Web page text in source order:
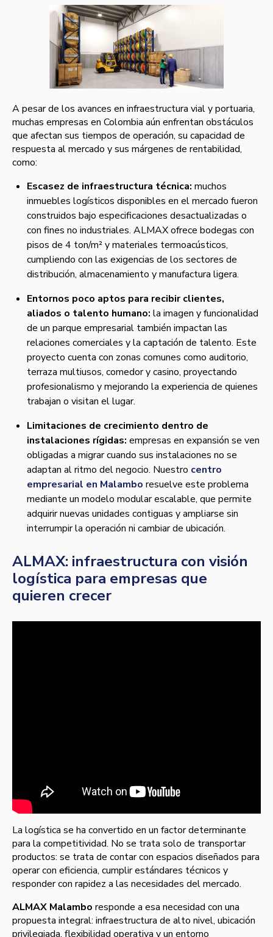
A pesar de los avances en infraestructura vial y portuaria,
muchas empresas en Colombia aún enfrentan obstáculos
que afectan sus tiempos de operación, su capacidad de
respuesta al mercado y sus márgenes de rentabilidad,
como:
Escasez de infraestructura técnica: muchos
inmuebles logísticos disponibles en el mercado fueron
construidos bajo especificaciones desactualizadas o
con fines no industriales. ALMAX ofrece bodegas con
pisos de 4 ton/m² y materiales termoacústicos,
cumpliendo con las exigencias de los sectores de
distribución, almacenamiento y manufactura ligera.
Entornos poco aptos para recibir clientes,
aliados o talento humano: la imagen y funcionalidad
de un parque empresarial también impactan las
relaciones comerciales y la captación de talento. Este
proyecto cuenta con zonas comunes como auditorio,
terraza multiusos, comedor y casino, proyectando
profesionalismo y mejorando la experiencia de quienes
trabajan o visitan el lugar.
Limitaciones de crecimiento dentro de
instalaciones rígidas: empresas en expansión se ven
obligadas a migrar cuando sus instalaciones no se
adaptan al ritmo del negocio. Nuestro centro
empresarial en Malambo resuelve este problema
mediante un modelo modular escalable, que permite
adquirir nuevas unidades contiguas y ampliarse sin
interrumpir la operación ni cambiar de ubicación.
ALMAX: infraestructura con visión
logística para empresas que
quieren crecer
La logística se ha convertido en un factor determinante
para la competitividad. No se trata solo de transportar
productos: se trata de contar con espacios diseñados para
operar con eficiencia, cumplir estándares técnicos y
responder con rapidez a las necesidades del mercado.
ALMAX Malambo responde a esa necesidad con una
propuesta integral: infraestructura de alto nivel, ubicación
privilegiada, flexibilidad operativa y un entorno